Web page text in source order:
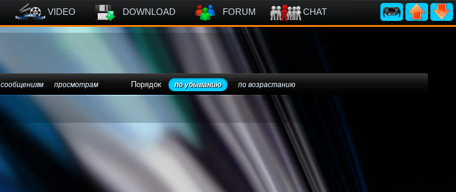
VIDEO DOWNLOAD FORUM CHAT
сообщениям просмотрам Порядок по убыванию по возрастанию